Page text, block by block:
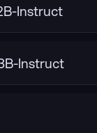
Instruct
Instruct